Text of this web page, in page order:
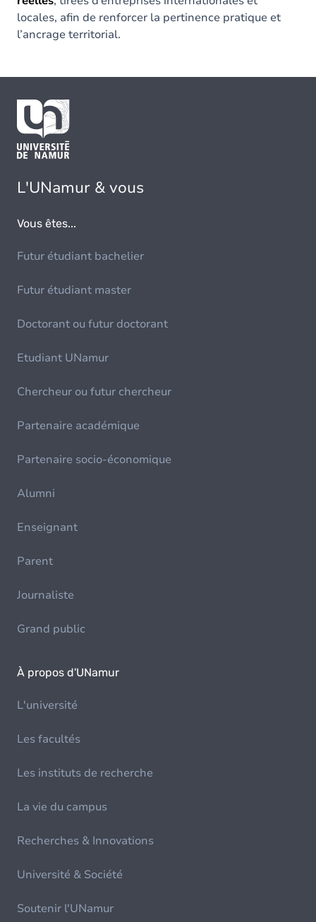
locales, afin de renforcer la pertinence pratique et
l’ancrage territorial.
L'UNamur & vous
Vous êtes...
Futur étudiant bachelier
Futur étudiant master
Doctorant ou futur doctorant
Etudiant UNamur
Chercheur ou futur chercheur
Partenaire académique
Partenaire socio-économique
Alumni
Enseignant
Parent
Journaliste
Grand public
À propos d'UNamur
L'université
Les facultés
Les instituts de recherche
La vie du campus
Recherches & Innovations
Université & Société
Soutenir l'UNamur